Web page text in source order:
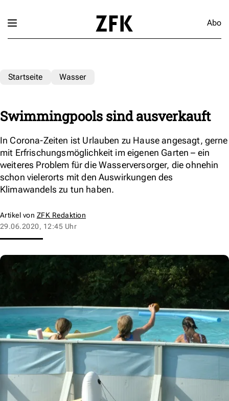
Abo
Startseite Wasser
Swimmingpools sind ausverkauft
In Corona-Zeiten ist Urlauben zu Hause angesagt, gerne
mit Erfrischungsmöglichkeit im eigenen Garten – ein
weiteres Problem für die Wasserversorger, die ohnehin
schon vielerorts mit den Auswirkungen des
Klimawandels zu tun haben.
Artikel von ZFK Redaktion
29.06.2020, 12:45 Uhr